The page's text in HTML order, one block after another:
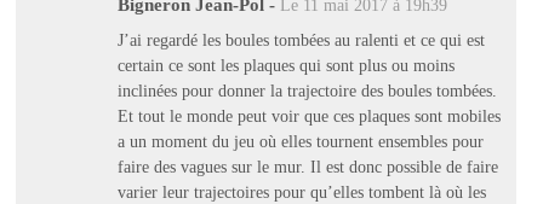
Bigneron Jean-Pol - Le 11 mai 2017 à 19h39
J’ai regardé les boules tombées au ralenti et ce qui est
certain ce sont les plaques qui sont plus ou moins
inclinées pour donner la trajectoire des boules tombées.
Et tout le monde peut voir que ces plaques sont mobiles
a un moment du jeu où elles tournent ensembles pour
faire des vagues sur le mur. Il est donc possible de faire
varier leur trajectoires pour qu’elles tombent là où les